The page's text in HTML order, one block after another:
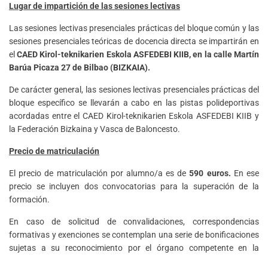
Lugar de impartición de las sesiones lectivas
Las sesiones lectivas presenciales prácticas del bloque común y las
sesiones presenciales teóricas de docencia directa se impartirán en
elCAED Kirol-teknikarien Eskola ASFEDEBI KIIB, en la calle Martín
Barúa Picaza 27 de Bilbao (BIZKAIA).
De carácter general, las sesiones lectivas presenciales prácticas del
bloque específico se llevarán a cabo en las pistas polideportivas
acordadas entre el CAED Kirol-teknikarien Eskola ASFEDEBI KIIB y
la Federación Bizkaina y Vasca de Baloncesto.
Precio de matriculación
El precio de matriculación por alumno/a es de590 euros. En ese
precio se incluyen dos convocatorias para la superación de la
formación.
En caso de solicitud de convalidaciones, correspondencias
formativas y exenciones se contemplan una serie de bonificaciones
sujetas a su reconocimiento por el órgano competente en la